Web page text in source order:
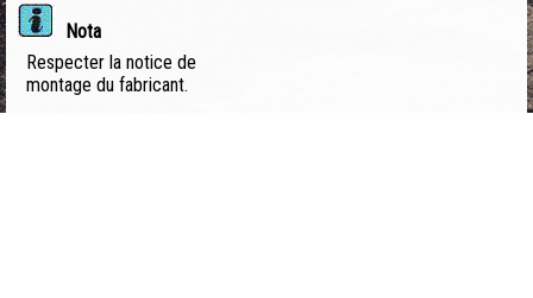
Nota
Respecter la notice de
montage du fabricant.